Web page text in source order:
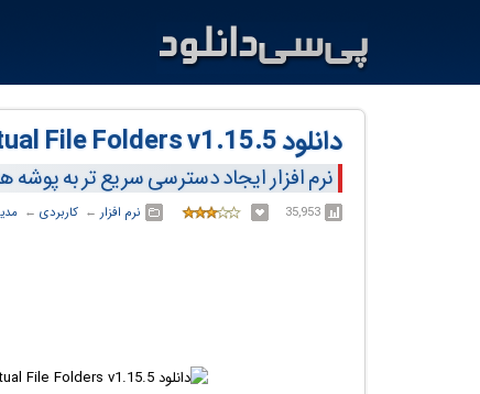
دانلود Actual File Folders v1.15.5
نرم افزار ایجاد دسترسی سریع تر به پوشه
35,953 نرم افزار ← ‏ کاربردی ← ‏